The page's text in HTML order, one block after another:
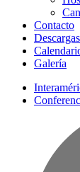
Contacto
Descargas
Galería